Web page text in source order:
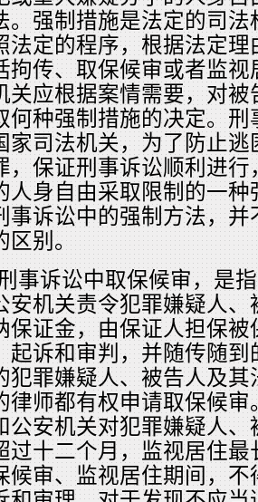
。强制措施是法定的司
法定的程序，根据法定
拘传、取保候审或者监
关应根据案情需要，对
何种强制措施的决定。
家司法机关，为了防止
，保证刑事诉讼顺利进
人身自由采取限制的一
事诉讼中的强制方法，
区别。
事诉讼中取保候审，是
安机关责令犯罪嫌疑人
保证金，由保证人担保
起诉和审判，并随传随
犯罪嫌疑人、被告人及
律师都有权申请取保候
公安机关对犯罪嫌疑人
过十二个月，监视居住
候审、监视居住期间，